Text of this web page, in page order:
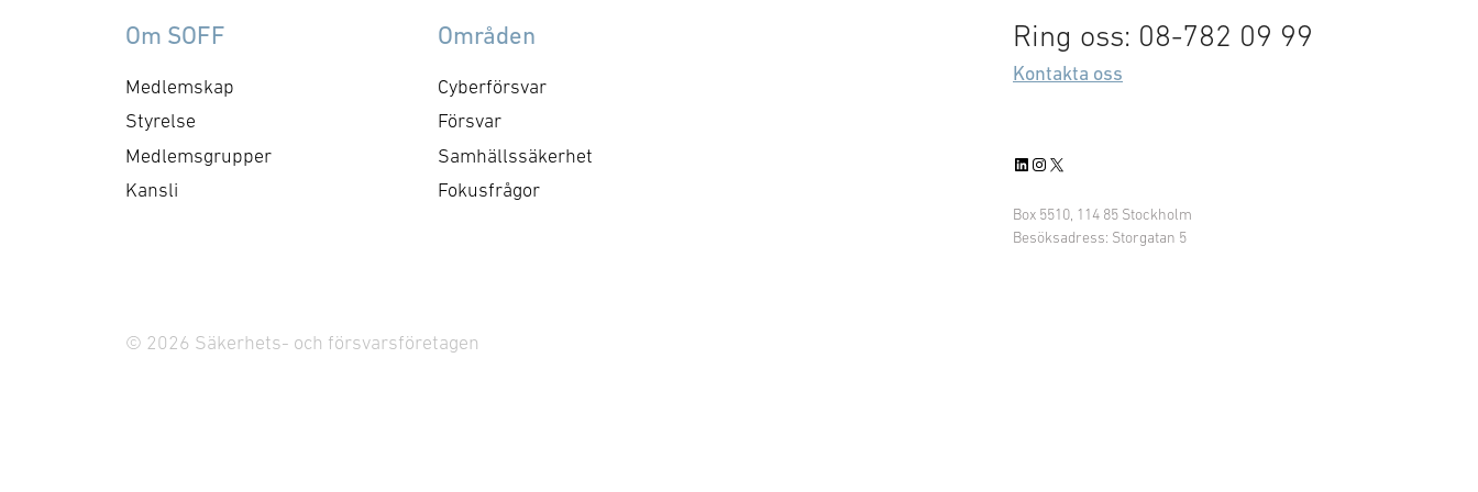
Om SOFF
Medlemskap
Styrelse
Medlemsgrupper
Kansli
Områden
Cyberförsvar
Försvar
Samhällssäkerhet
Fokusfrågor
Ring oss: 08-782 09 99
Kontakta oss
LinkedIn
Instagram
X
Box 5510, 114 85 Stockholm
Besöksadress: Storgatan 5
© 2026 Säkerhets- och försvarsföretagen